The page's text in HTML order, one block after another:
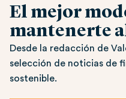
El mejor
mantenerte
Desde la redacción de
selección de noticias de
sostenible.